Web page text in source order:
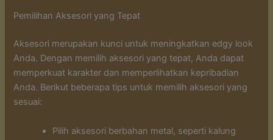
Pemilihan Aksesori yang Tepat
Aksesori merupakan kunci untuk meningkatkan edgy look
Anda. Dengan memilih aksesori yang tepat, Anda dapat
memperkuat karakter dan memperlihatkan kepribadian
Anda. Berikut beberapa tips untuk memilih aksesori yang
sesuai:
Pilih aksesori berbahan metal, seperti kalung